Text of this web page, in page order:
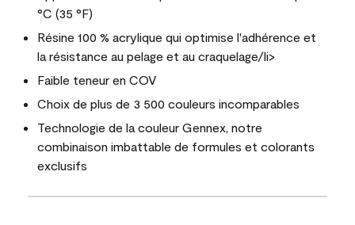
°C (35 °F)
Résine 100 % acrylique qui optimise l'adhérence et
la résistance au pelage et au craquelage/li>
Faible teneur en COV
Choix de plus de 3 500 couleurs incomparables
Technologie de la couleur Gennex, notre
combinaison imbattable de formules et colorants
exclusifs